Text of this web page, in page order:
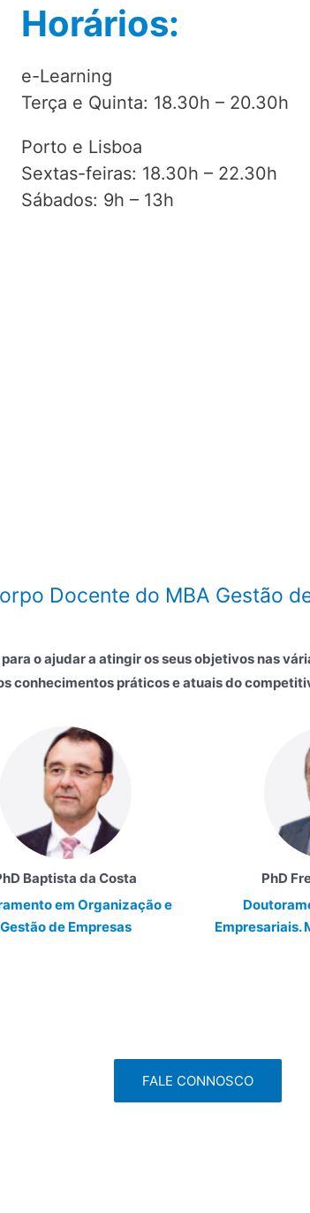
Horários:
e-Learning
Terça e Quinta: 18.30h – 20.30h
Porto e Lisboa
Sextas-feiras: 18.30h – 22.30h
Sábados: 9h – 13h
Docente do MBA Gestão
o ajudar a atingir os seus objetivos nas
conhecimentos práticos e atuais do
Baptista da Costa
em Organização e
Gestãode Empresas
PhD
Empresariais.
FALE CONNOSCO